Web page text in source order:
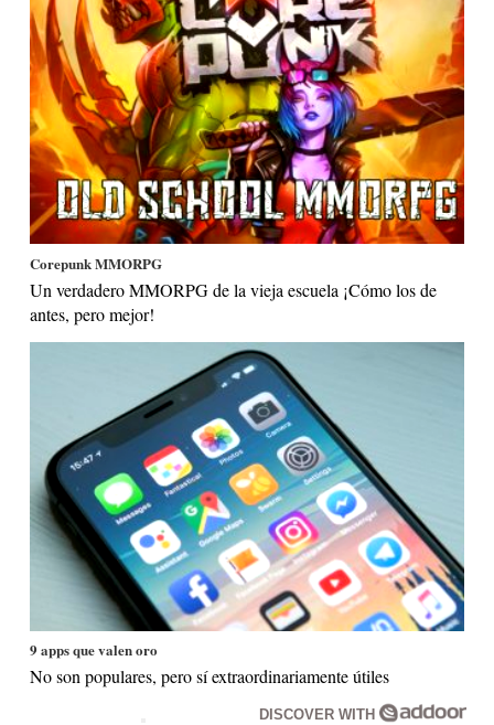
Corepunk MMORPG
Un verdadero MMORPG de la vieja escuela ¡Cómo los de
antes, pero mejor!
9 apps que valen oro
No son populares, pero sí extraordinariamente útiles
DISCOVER WITH